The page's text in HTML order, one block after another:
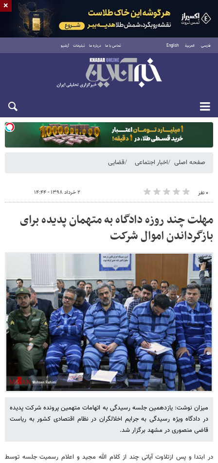
فارسی العربية English تماس با ما درباره ما تبلیغات آرشیو
دوشنبه ۱۹ مرداد ۱۴۰۵
صفحه اصلی اخبار اجتماعی قضایی
۰ نفر ۲ خرداد ۱۳۹۸ - ۱۴:۴۴
مهلت چند روزه دادگاه به متهمان پدیده برای
بازگرداندن اموال شرکت
میزان نوشت: یازدهمین جلسه رسیدگی به اتهامات متهمین پرونده شرکت پدیده
در دادگاه ویژه رسیدگی به جرایم اخلالگران در نظام اقتصادی کشور به ریاست
قاضی منصوری در مشهد برگزار شد.
در ابتدا و پس ازتلاوت آیاتی چند از کلام الله مجید و اعلام رسمیت جلسه توسط
×